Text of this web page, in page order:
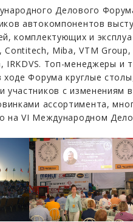
Делового
автокомпонентов
комплектующих и
Contitech, Miba, VTM
IRKDVS. Топ-менеджеры и
Форума круглые
участников с изменениям
ассортимента,
на VI Международном